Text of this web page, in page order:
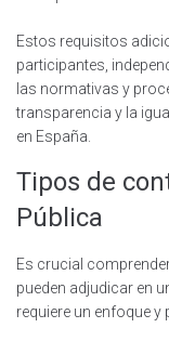
Estos requisitos
participantes,
las normativas y
transparencia y la
en España.
Tipos de
Pública
Es crucial
pueden adjudicar en
requiere un enfoque